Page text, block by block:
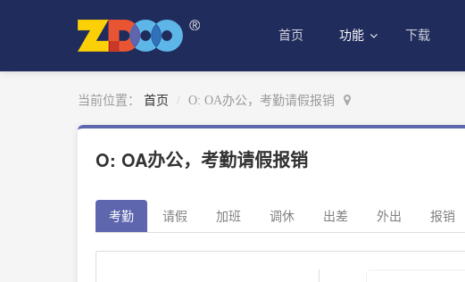
首页 功能 下载
当前位置： 首页 O: OA办公，考勤请假报销
O: OA办公，考勤请假报销
考勤 请假 加班 调休 出差 外出 报销